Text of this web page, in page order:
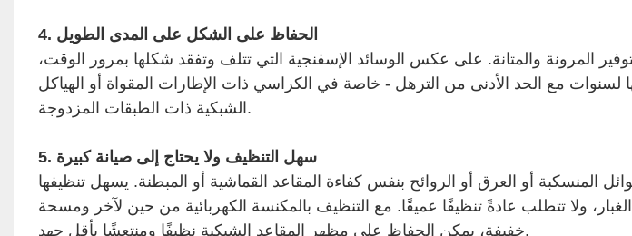
4. الحفاظ على الشكل على المدى الطويل
المرونة والمتانة. على عكس الوسائد الإسفنجية التي تتلف وتفقد شكلها بمرور الوقت،
مع الحد الأدنى من الترهل - خاصة في الكراسي ذات الإطارات المقواة أو الهياكل
الشبكية ذات الطبقات المزدوجة.
5. سهل التنظيف ولا يحتاج إلى صيانة كبيرة
المنسكبة أو العرق أو الروائح بنفس كفاءة المقاعد القماشية أو المبطنة. يسهل تنظيفها
ولا تتطلب عادةً تنظيفًا عميقًا. مع التنظيف بالمكنسة الكهربائية من حين لآخر ومسحة
خفيفة، يمكن الحفاظ على مظهر المقاعد الشبكية نظيفًا ومنتعشًا بأقل جهد.